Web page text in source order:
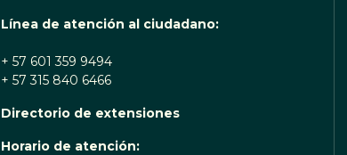
Línea de atención al ciudadano:
+ 57 601 359 9494
+ 57 315 840 6466
Directorio de extensiones
Horario de atención: